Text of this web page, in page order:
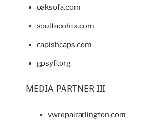
oaksofa.com
soultacohtx.com
capishcaps.com
gpsyfl.org
MEDIA PARTNER III
vwrepairarlington.com